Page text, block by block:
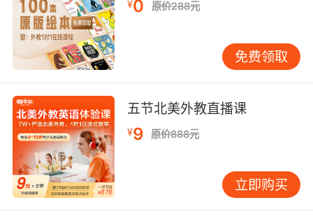
自己能“读”出一个词时，那种成就感将成为持续
探索的动力。 需注意，自然拼读并非万能。英语
中存在许多不完全符合规则的词汇，孩子读错很
正常。相比立即纠正，不如将词汇放回具体语
境，通过反复听读来掌握。例如“the”这个词不符
合一般规则，但在绘本中高频出现，孩子见得多
了，自然就能记住。 阅读：从“听读”到“共读”再
到“自读” 阅读是连接听力与拼读的桥梁。对于6岁
孩子，阅读材料的选择至关重要——太简单易觉
无聊，太难则会挫伤信心。 建议从“可理解性输
入”起步。选择画面丰富、文字简单的分级读物。
起初，由家长读给孩子听，同时手指对应图画。
¥0 原价288元
免费领取
五节北美外教直播课
¥9 原价888元
立即购买